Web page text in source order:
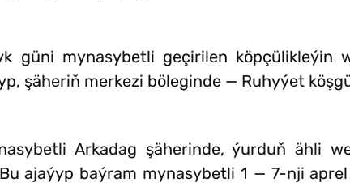
güni mynasybetli geçirilen köpçülikleýin
şäheriň merkezi böleginde — Ruhyýet
Arkadag şäherinde, ýurduň ähli
ajaýyp baýram mynasybetli 1 — 7-nji